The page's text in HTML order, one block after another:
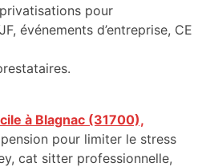
pour
événements d’entreprise, CE
à Blagnac (31700),
pour limiter le stress
cat sitter professionnelle,